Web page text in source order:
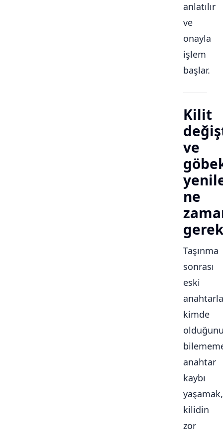
anlatılır
ve
onayla
işlem
başlar.
Kilit
ve
ne
Taşınma
sonrası
eski
kimde
anahtar
kaybı
yaşamak,
kilidin
zor